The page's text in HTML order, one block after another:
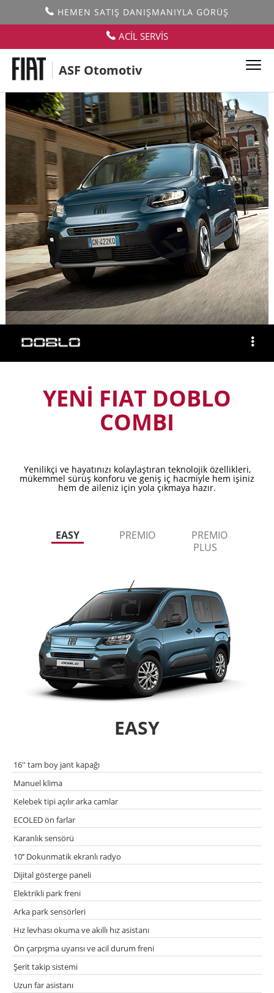
HEMEN SATIŞ DANIŞMANIYLA GÖRÜŞ
ACİL SERVİS
ASF Otomotiv
YENİ FIAT DOBLO
COMBI
Yenilikçi ve hayatınızı kolaylaştıran teknolojik özellikleri,
mükemmel sürüş konforu ve geniş iç hacmiyle hem işiniz
hem de aileniz için yola çıkmaya hazır.
EASY PREMIO
PREMIO
PLUS
EASY
16'' tam boy jant kapağı
Manuel klima
Kelebek tipi açılır arka camlar
ECOLED ön farlar
Karanlık sensörü
10’’ Dokunmatik ekranlı radyo
Dijital gösterge paneli
Elektrikli park freni
Arka park sensörleri
Hız levhası okuma ve akıllı hız asistanı
Ön çarpışma uyarısı ve acil durum freni
Şerit takip sistemi
Uzun far asistanı